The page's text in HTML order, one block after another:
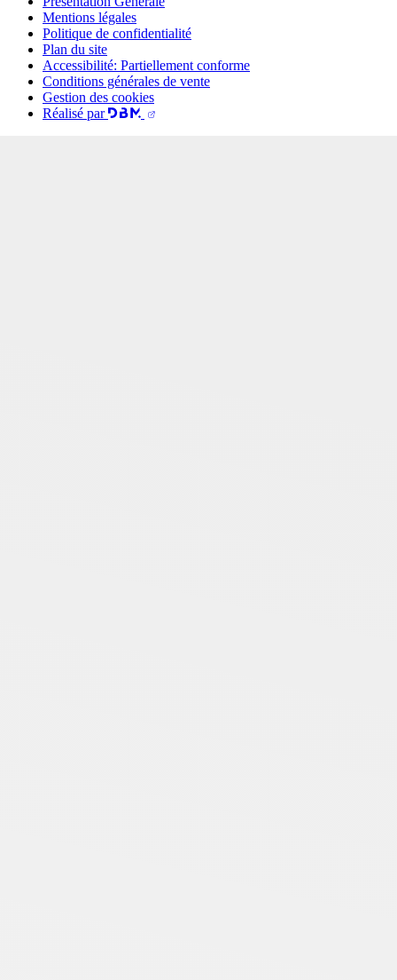
Mentions légales
Politique de confidentialité
Plan du site
Accessibilité: Partiellement conforme
Conditions générales de vente
Gestion des cookies
Réalisé par